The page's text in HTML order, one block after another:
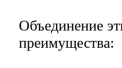
Объединение
преимущества: